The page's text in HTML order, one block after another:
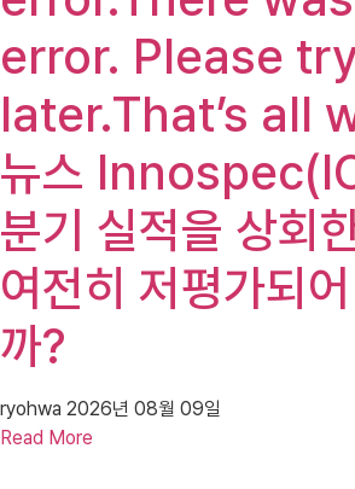
error. Please
later.That’s all
뉴스
분기 실적을 상회
여전히 저평가되
까?
ryohwa 2026년 08월 09일
Read More